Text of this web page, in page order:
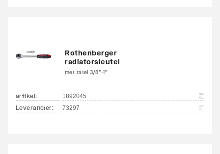
Rothenberger
radiatorsleutel
met ratel 3/8"-1"
artikel: 1892045
Leverancier: 73297